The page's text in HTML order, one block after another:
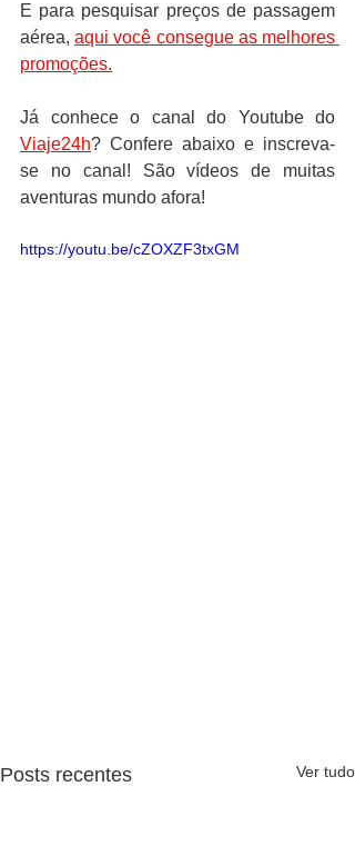
E para pesquisar preços de passagem
aérea, aqui você consegue as melhores
promoções.
Viaje24h? Confere abaixo e inscreva-
se no canal! São vídeos de muitas
aventuras mundo afora!
https://youtu.be/cZOXZF3txGM
Posts recentes Ver tudo